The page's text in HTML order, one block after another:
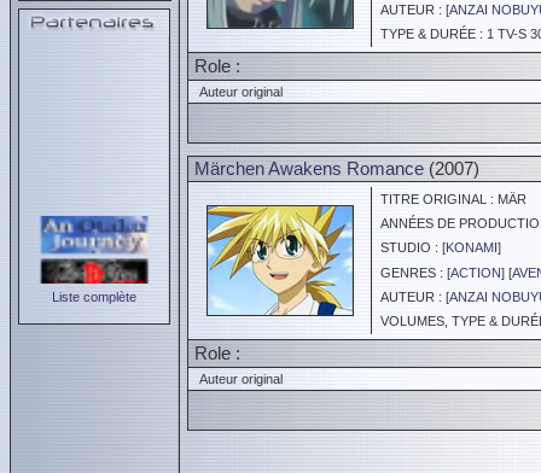
Liste complète
AUTEUR : [ANZAI
TYPE & DURÉE : 1 TV-S
Role :
Auteur original
Märchen Awakens Romance (2007)
TITRE ORIGINAL : MÄR
ANNÉES DE
STUDIO : [KONAMI]
GENRES : [ACTION] [
AUTEUR : [ANZAI
VOLUMES, TYPE &
Role :
Auteur original